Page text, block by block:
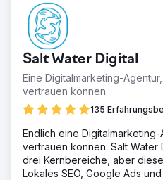
Herausforderung
Flash Express Courier, ein
einen hart umkämpften
Lieferdiensten wie Uber
Präsenz, ohne Domain-
Suchergebnisse benötigte
Website, die im Wettbewerb
Keywords mit bekannten
Inhaber Drilon Beqa verfügte
Erfahrung in der
digitale Basis, die seinem
Markenaufbau gerecht
Lösung
Salt Water Digital
Eine Digitalmarketing-
vertrauen können.
135
Endlich eine
vertrauen können. Salt
drei Kernbereiche, aber
Lokales SEO, Google Ads